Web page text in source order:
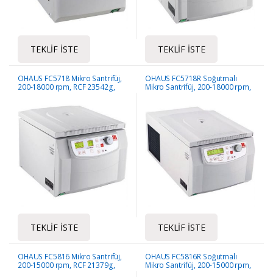
TEKLIF İSTE TEKLIF İSTE
OHAUS FC5718 Mikro Santrifüj,
200-18000 rpm, RCF 23542g,
TEKLIF İSTE
OHAUS FC5718R Soğutmalı
Mikro Santrifüj, 200-18000 rpm,
TEKLIF İSTE
OHAUS FC5816 Mikro Santrifüj,
200-15000 rpm, RCF 21379g,
OHAUS FC5816R Soğutmalı
Mikro Santrifüj, 200-15000 rpm,